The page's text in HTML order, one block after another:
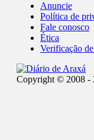
Anuncie
Política de
Fale conosco
Ética
Verificação
Copyright © 2008 -